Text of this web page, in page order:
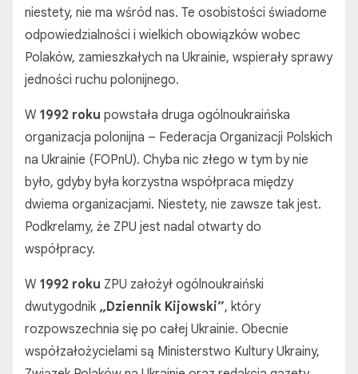
niestety, nie ma wśród nas. Te osobistości świadome
odpowiedzialności i wielkich obowiązków wobec
Polaków, zamieszkałych na Ukrainie, wspierały sprawy
jedności ruchu polonijnego.
W 1992 roku powstała druga ogólnoukraińska
organizacja polonijna – Federacja Organizacji Polskich
na Ukrainie (FOPnU). Chyba nic złego w tym by nie
było, gdyby była korzystna współpraca między
dwiema organizacjami. Niestety, nie zawsze tak jest.
Podkrelamy, że ZPU jest nadal otwarty do
współpracy.
W 1992 roku ZPU założył ogólnoukraiński
dwutygodnik „Dziennik Kijowski”, który
rozpowszechnia się po całej Ukrainie. Obecnie
współzałożycielami są Ministerstwo Kultury Ukrainy,